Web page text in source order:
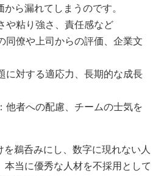
ら漏れてしまうのです。
や粘り強さ、責任感など
同僚や上司からの評価、企業文
に対する適応力、長期的な成長
他者への配慮、チームの士気を
鵜呑みにし、数字に現れない人
本当に優秀な人材を不採用として